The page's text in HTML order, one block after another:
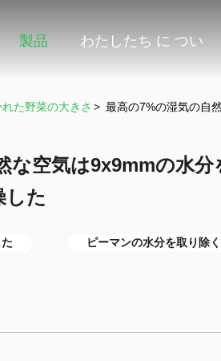
製品 わたしたち に つい
た野菜の大きさ > 最高の7%の湿気の自
な空気は9x9mmの水分
した
ピーマンの水分を取り除